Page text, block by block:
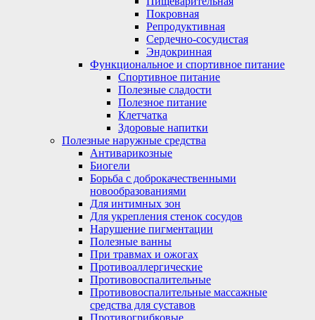
Покровная
Репродуктивная
Сердечно-сосудистая
Эндокринная
Функциональное и спортивное питание
Спортивное питание
Полезные сладости
Полезное питание
Клетчатка
Здоровые напитки
Полезные наружные средства
Антиварикозные
Биогели
Борьба с доброкачественными
новообразованиями
Для интимных зон
Для укрепления стенок сосудов
Нарушение пигментации
Полезные ванны
При травмах и ожогах
Противоаллергические
Противовоспалительные
Противовоспалительные массажные
средства для суставов
Противогрибковые